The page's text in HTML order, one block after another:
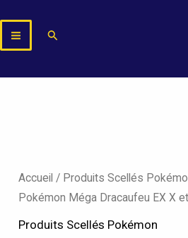
au
contenu
Rechercher
Accueil / Produits Scellés
Pokémon Méga Dracaufeu EX X
Produits Scellés Pokémon